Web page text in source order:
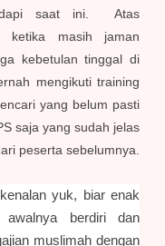
saat ini. Atas
ketika masih jaman
kebetulan tinggal di
mengikuti training
yang belum pasti
saja yang sudah jelas
peserta sebelumnya.
yuk, biar enak
awalnya berdiri dan
muslimah dengan